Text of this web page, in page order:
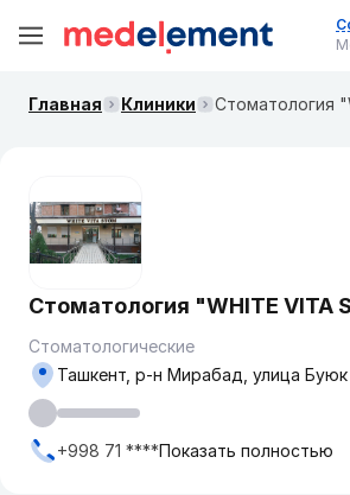
Главная Клиники
Стоматология "WHITE VITA
Стоматологические
Ташкент, р-н Мирабад, улица
+998 71 ****Показать полностью